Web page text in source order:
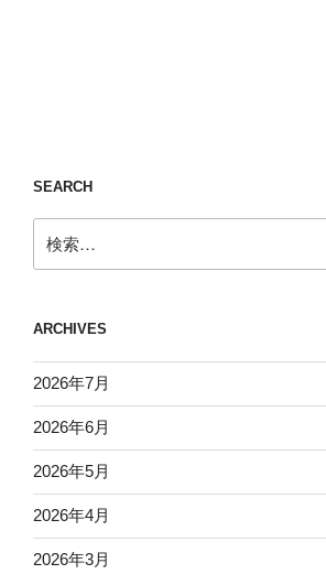
SEARCH
索:
ARCHIVES
2026年7月
2026年6月
2026年5月
2026年4月
2026年3月